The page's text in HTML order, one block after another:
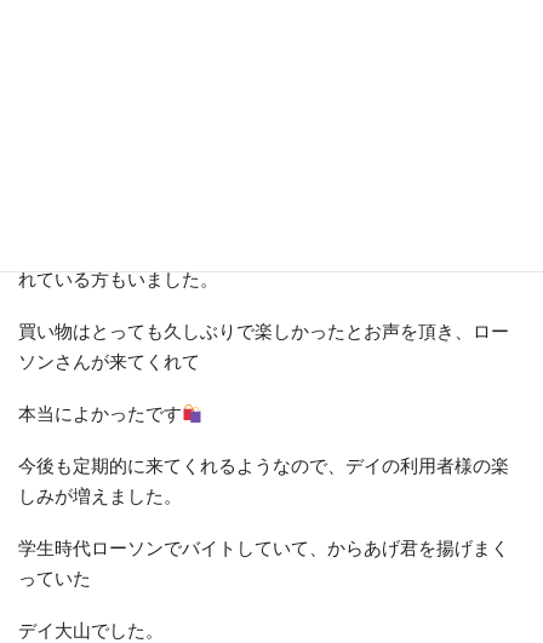
れている方もいました。
買い物はとっても久しぶりで楽しかったとお声を頂き、ロー
ソンさんが来てくれて
本当によかったです
今後も定期的に来てくれるようなので、デイの利用者様の楽
しみが増えました。
学生時代ローソンでバイトしていて、からあげ君を揚げまく
っていた
デイ大山でした。